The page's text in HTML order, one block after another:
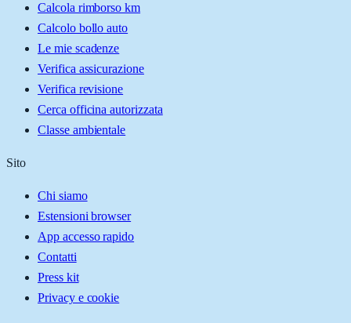
Calcola rimborso km
Calcolo bollo auto
Le mie scadenze
Verifica assicurazione
Verifica revisione
Cerca officina autorizzata
Classe ambientale
Sito
Chi siamo
Estensioni browser
App accesso rapido
Contatti
Press kit
Privacy e cookie